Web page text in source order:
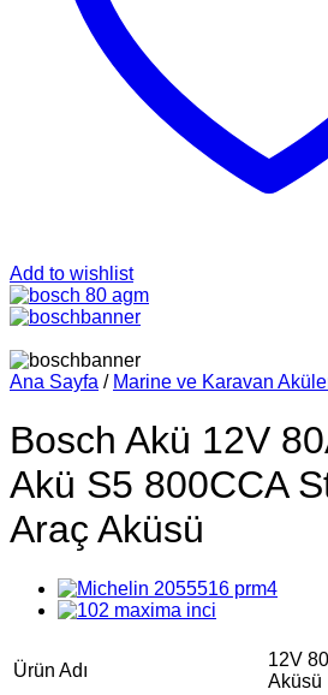
Add to wishlist
Ana Sayfa / Marine ve Karavan
Bosch Akü 12V
Akü S5 800CCA
Araç Aküsü
Ürün Adı
12V
Aküsü